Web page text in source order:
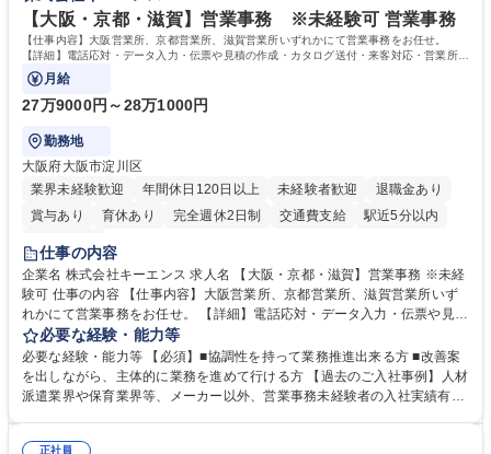
を込めてコミュニケーションをとりながら広報関連業務を行っておりま
す。 学歴・資格 学歴：大学院 大学 高専 短大 専修学校 高校 語学力： 資
格：
【大阪・京都・滋賀】営業事務 ※未経験可 営業事務
【仕事内容】大阪営業所、京都営業所、滋賀営業所いずれかにて営業事務をお任せ。
【詳細】電話応対・データ入力・伝票や見積の作成・カタログ送付・来客対応・営業所内
で発生する事務業務や業務改善をお任せ。
月給
27万9000円～28万1000円
勤務地
大阪府大阪市淀川区
業界未経験歓迎
年間休日120日以上 未経験者歓迎
退職金あり
賞与あり
育休あり 完全週休2日制 交通費支給
駅近5分以内
土日祝休み
仕事の内容
企業名 株式会社キーエンス 求人名 【大阪・京都・滋賀】営業事務 ※未経
験可 仕事の内容 【仕事内容】大阪営業所、京都営業所、滋賀営業所いず
れかにて営業事務をお任せ。 【詳細】電話応対・データ入力・伝票や見積
の作成・カタログ送付・来客対応・営業所内で発生する事務業務や業務改
善をお任せ。 【教育制度】ご入社後、育成担当とペアになりながらOJTに
て業務を覚えていただくことが可能です。業務システムがきちんと構築さ
れているため、スムーズに仕事に慣れることができる環境です。また、
必要な経験・能力等
必要な経験・能力等 【必須】■協調性を持って業務推進出来る方 ■改善案
を出しながら、主体的に業務を進めて行ける方 【過去のご入社事例】人材
派遣業界や保育業界等、メーカー以外、営業事務未経験者の入社実績有
正社員